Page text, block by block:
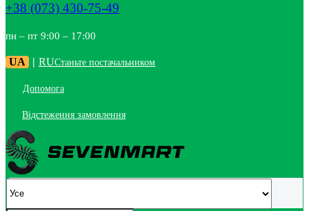
+38 (073) 430-75-49
пн – пт 9:00 – 17:00
UA | RUСтаньте постачальником
Допомога
Відстеження замовлення